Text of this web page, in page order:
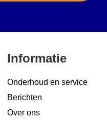
Informatie
Onderhoud en service
Berichten
Over ons